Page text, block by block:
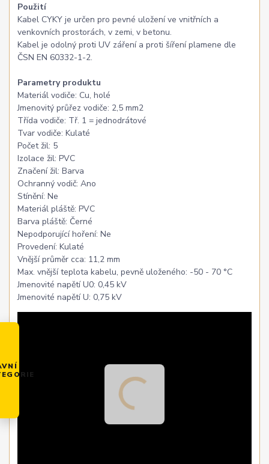
Použití
Kabel CYKY je určen pro pevné uložení ve vnitřních a
venkovních prostorách, v zemi, v betonu.
Kabel je odolný proti UV záření a proti šíření plamene dle
ČSN EN 60332-1-2.
Parametry produktu
Materiál vodiče: Cu, holé
Jmenovitý průřez vodiče: 2,5 mm2
Třída vodiče: Tř. 1 = jednodrátové
Tvar vodiče: Kulaté
Počet žil: 5
Izolace žil: PVC
Značení žil: Barva
Ochranný vodič: Ano
Stínění: Ne
Materiál pláště: PVC
Barva pláště: Černé
Nepodporující hoření: Ne
Provedení: Kulaté
Vnější průměr cca: 11,2 mm
Max. vnější teplota kabelu, pevně uloženého: -50 - 70 °C
Jmenovité napětí U0: 0,45 kV
Jmenovité napětí U: 0,75 kV